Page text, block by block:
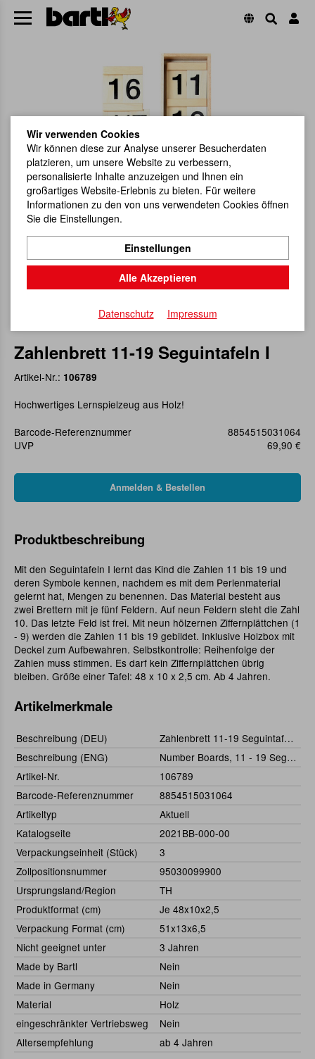
Zahlenbrett 11-19 Seguintafeln I
Artikel-Nr.: 106789
Hochwertiges Lernspielzeug aus Holz!
Barcode-Referenznummer
8854515031064
UVP
69,90 €
Produktbeschreibung
Mit den Seguintafeln I lernt das Kind die Zahlen 11 bis 19 und
deren Symbole kennen, nachdem es mit dem Perlenmaterial
gelernt hat, Mengen zu benennen. Das Material besteht aus
zwei Brettern mit je fünf Feldern. Auf neun Feldern steht die Zahl
10. Das letzte Feld ist frei. Mit neun hölzernen Ziffernplättchen (1
- 9) werden die Zahlen 11 bis 19 gebildet. Inklusive Holzbox mit
Deckel zum Aufbewahren. Selbstkontrolle: Reihenfolge der
Zahlen muss stimmen. Es darf kein Ziffernplättchen übrig
bleiben. Größe einer Tafel: 48 x 10 x 2,5 cm. Ab 4 Jahren.
Artikelmerkmale
Beschreibung (DEU)
Zahlenbrett 11-19 Seguintafeln I
Beschreibung (ENG)
Number Boards, 11 - 19 Seguinboards l
Artikel-Nr.
106789
Barcode-Referenznummer
8854515031064
Artikeltyp
Aktuell
Katalogseite
2021BB-000-00
Verpackungseinheit (Stück)
3
Zollpositionsnummer
95030099900
Ursprungsland/Region
TH
Produktformat (cm)
Je 48x10x2,5
Verpackung Format (cm)
51x13x6,5
Nicht geeignet unter
3 Jahren
Made by Bartl
Nein
Made in Germany
Nein
Material
Holz
eingeschränkter Vertriebsweg
Nein
Altersempfehlung
ab 4 Jahren
Wir verwenden Cookies
Wir können diese zur Analyse unserer Besucherdaten
platzieren, um unsere Website zu verbessern,
personalisierte Inhalte anzuzeigen und Ihnen ein
großartiges Website-Erlebnis zu bieten. Für weitere
Informationen zu den von uns verwendeten Cookies öffnen
Sie die Einstellungen.
Einstellungen
Alle Akzeptieren
Datenschutz Impressum